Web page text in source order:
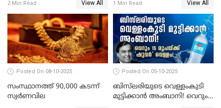
അറസ്റ്റിൽ; ഇഡി അന്വേഷണം
വ്യാപിപ്പിക്കുന്നു
2 Min Read View All 1 Min Read View All
Posted On 08-10-2025
സംസ്ഥാനത്ത് 90,000 കടന്ന്
സ്വര്‍ണവില
Posted On 05-10-2025
ബിസ്‌ലരിയുടെ വെള്ളംകുടി
മുട്ടിക്കാൻ അംബാനി! വെറും